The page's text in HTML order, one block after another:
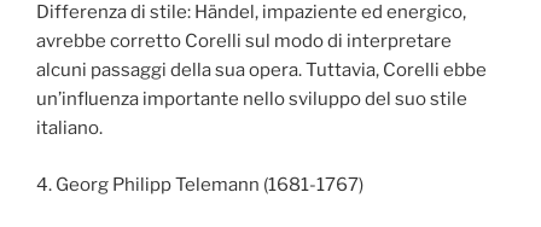
Differenza di stile: Händel, impaziente ed energico,
avrebbe corretto Corelli sul modo di interpretare
alcuni passaggi della sua opera. Tuttavia, Corelli ebbe
un’influenza importante nello sviluppo del suo stile
italiano.
4. Georg Philipp Telemann (1681-1767)